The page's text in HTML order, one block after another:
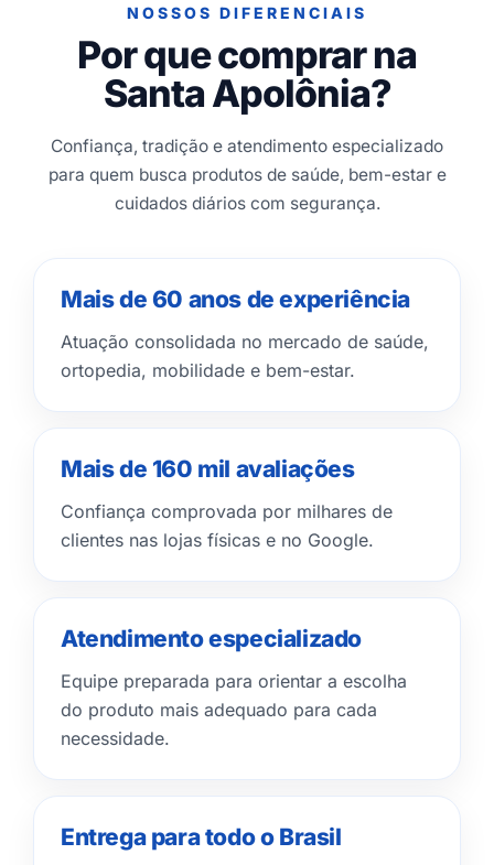
NOSSOS DIFERENCIAIS
Por que comprar na
Santa Apolônia?
Confiança, tradição e atendimento especializado
para quem busca produtos de saúde, bem-estar e
cuidados diários com segurança.
Mais de 60 anos de experiência
Atuação consolidada no mercado de saúde,
ortopedia, mobilidade e bem-estar.
Mais de 160 mil avaliações
Confiança comprovada por milhares de
clientes nas lojas físicas e no Google.
Atendimento especializado
Equipe preparada para orientar a escolha
do produto mais adequado para cada
necessidade.
Entrega para todo o Brasil